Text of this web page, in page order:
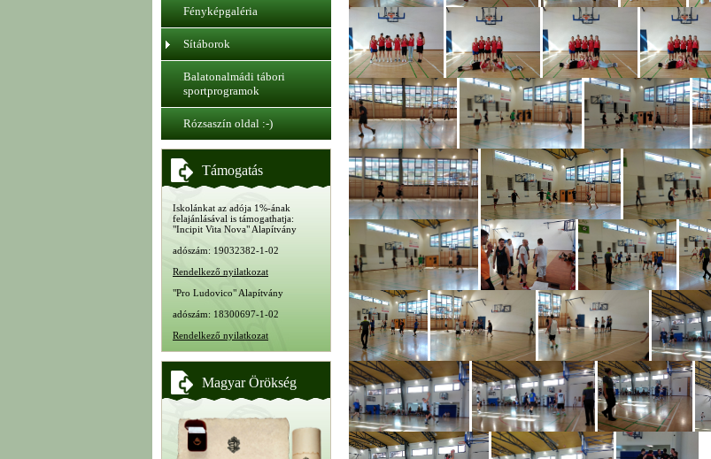
Fényképgaléria
Sítáborok
Balatonalmádi tábori
sportprogramok
Rózsaszín oldal :-)
Támogatás
Iskolánkat az adója 1%-ának
felajánlásával is támogathatja:
"Incipit Vita Nova" Alapítvány
adószám: 19032382-1-02
Rendelkező nyilatkozat
"Pro Ludovico" Alapítvány
adószám: 18300697-1-02
Rendelkező nyilatkozat
Magyar Örökség